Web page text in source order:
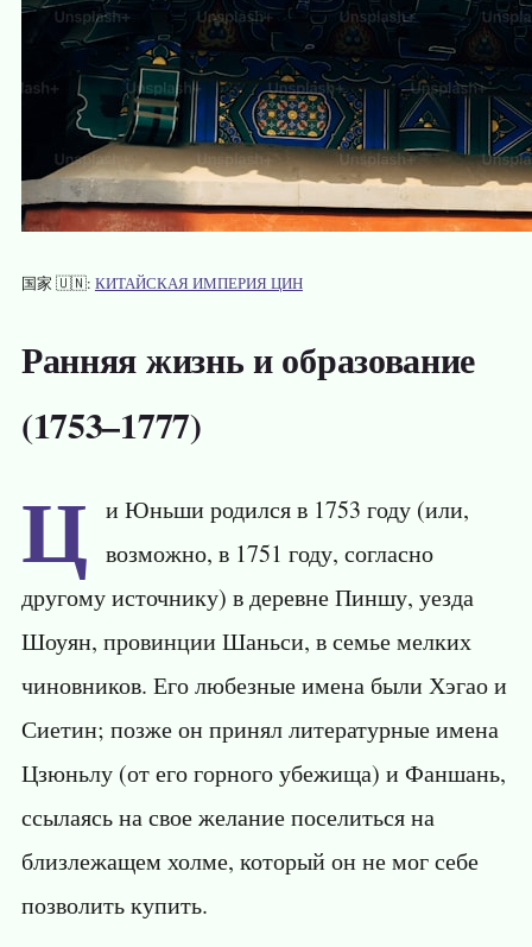
国家 🇺🇳: КИТАЙСКАЯ ИМПЕРИЯ ЦИН
Ранняя жизнь и образование
(1753–1777)
Ц и Юньши родился в 1753 году (или,
возможно, в 1751 году, согласно
другому источнику) в деревне Пиншу, уезда
Шоуян, провинции Шаньси, в семье мелких
чиновников. Его любезные имена были Хэгао и
Сиетин; позже он принял литературные имена
Цзюньлу (от его горного убежища) и Фаншань,
ссылаясь на свое желание поселиться на
близлежащем холме, который он не мог себе
позволить купить.